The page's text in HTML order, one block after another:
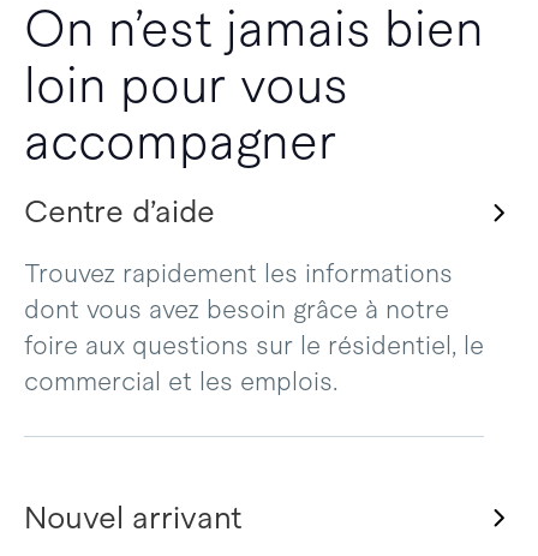
On n’est jamais bien
loin pour vous
accompagner
Centre d’aide
Trouvez rapidement les informations
dont vous avez besoin grâce à notre
foire aux questions sur le résidentiel, le
commercial et les emplois.
Nouvel arrivant